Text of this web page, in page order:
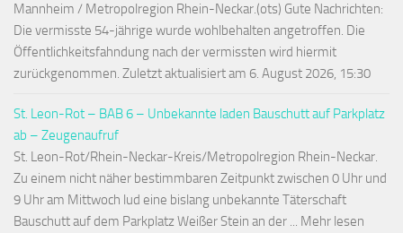
Mannheim / Metropolregion Rhein-Neckar.(ots) Gute Nachrichten:
Die vermisste 54-jährige wurde wohlbehalten angetroffen. Die
Öffentlichkeitsfahndung nach der vermissten wird hiermit
zurückgenommen. Zuletzt aktualisiert am 6. August 2026, 15:30
St. Leon-Rot – BAB 6 – Unbekannte laden Bauschutt auf Parkplatz
ab – Zeugenaufruf
St. Leon-Rot/Rhein-Neckar-Kreis/Metropolregion Rhein-Neckar.
Zu einem nicht näher bestimmbaren Zeitpunkt zwischen 0 Uhr und
9 Uhr am Mittwoch lud eine bislang unbekannte Täterschaft
Bauschutt auf dem Parkplatz Weißer Stein an der ... Mehr lesen